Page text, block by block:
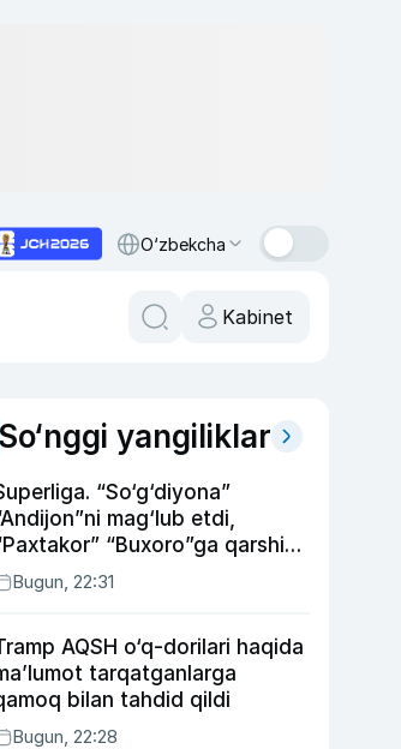
O‘zbekcha
Kabinet
So‘nggi yangiliklar
“So‘g‘diyona”
mag‘lub etdi,
“Buxoro”ga qarshi
g‘alabani qo‘ldan
Bugun, 22:31
AQSH o‘q-dorilari haqida
tarqatganlarga
bilan tahdid qildi
Bugun, 22:28